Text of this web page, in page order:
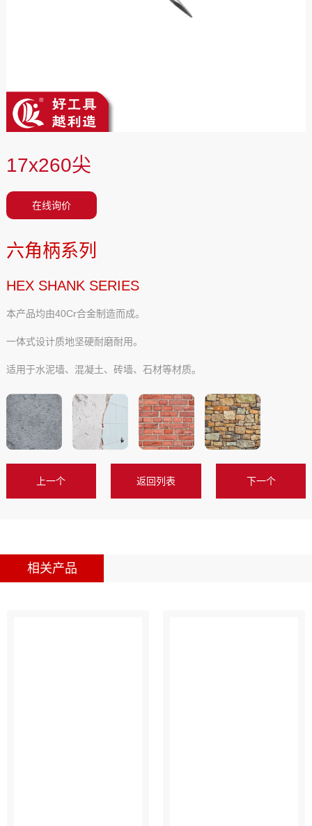
17x260尖
在线询价
六角柄系列
HEX SHANK SERIES
本产品均由40Cr合金制造而成。
一体式设计质地坚硬耐磨耐用。
适用于水泥墙、混凝土、砖墙、石材等材质。
上一个 返回列表 下一个
相关产品